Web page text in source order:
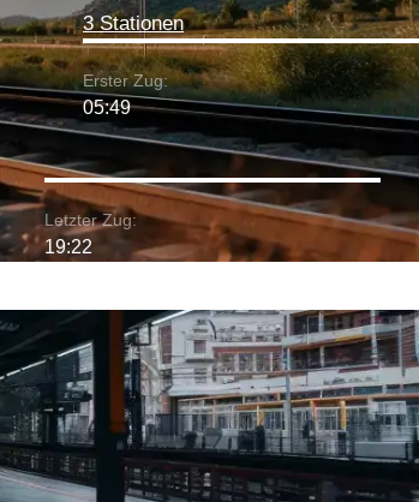
3 Stationen
Erster Zug:
05:49
Letzter Zug:
19:22